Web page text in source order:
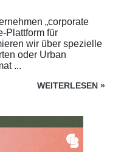
„corporate
Plattform für
wir über spezielle
oder Urban
...
WEITERLESEN »